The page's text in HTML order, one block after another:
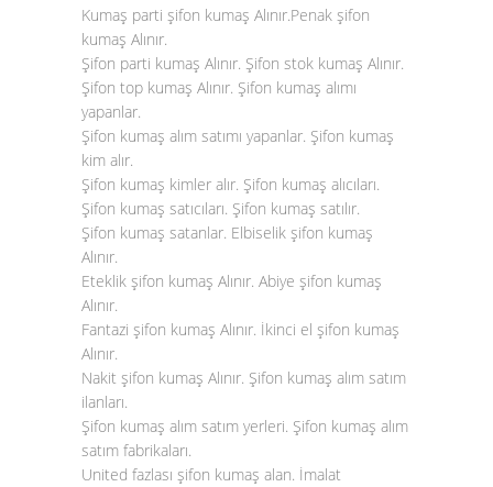
Kumaş parti şifon kumaş Alınır.Penak şifon
kumaş Alınır.
Şifon parti kumaş Alınır. Şifon stok kumaş Alınır.
Şifon top kumaş Alınır. Şifon kumaş alımı
yapanlar.
Şifon kumaş alım satımı yapanlar. Şifon kumaş
kim alır.
Şifon kumaş kimler alır. Şifon kumaş alıcıları.
Şifon kumaş satıcıları. Şifon kumaş satılır.
Şifon kumaş satanlar. Elbiselik şifon kumaş
Alınır.
Eteklik şifon kumaş Alınır. Abiye şifon kumaş
Alınır.
Fantazi şifon kumaş Alınır. İkinci el şifon kumaş
Alınır.
Nakit şifon kumaş Alınır. Şifon kumaş alım satım
ilanları.
Şifon kumaş alım satım yerleri. Şifon kumaş alım
satım fabrikaları.
United fazlası şifon kumaş alan. İmalat